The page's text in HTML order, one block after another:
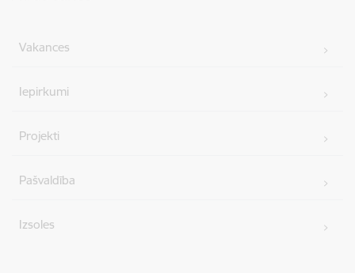
Vakances
Iepirkumi
Projekti
Pašvaldība
Izsoles